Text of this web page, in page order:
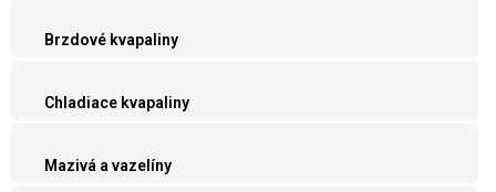
Brzdové kvapaliny
Chladiace kvapaliny
Mazivá a vazelíny